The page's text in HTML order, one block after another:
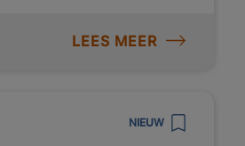
LEES MEER
NIEUW